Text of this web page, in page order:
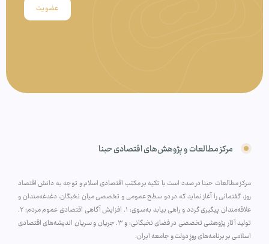
عضویت
مرکز مطالعات و پژوهش‌های اقتصادی حبنا
مرکز مطالعات حبنا در صدد است با تکیه بر مکتب اقتصادی اسلام و توجه به دانش اقتصاد
روز، گفتمانی را آغاز نماید که در دو سطح عمومی و تخصصی میان نخبگان، دغدغه‌مندان و
علاقه‌مندان پیگیری گردد و راهی بیابد به‌سوی: ۱. افزایش آگاهی اقتصادی عموم مردم؛ ۲.
تولید آثار پژوهشی تخصصی در فضای نخبگانی؛ و ۳. جریان و سریان اندیشه‌های اقتصادی
اسلامی بر برنامه‌های روزِ دولت و جامعه ایران.